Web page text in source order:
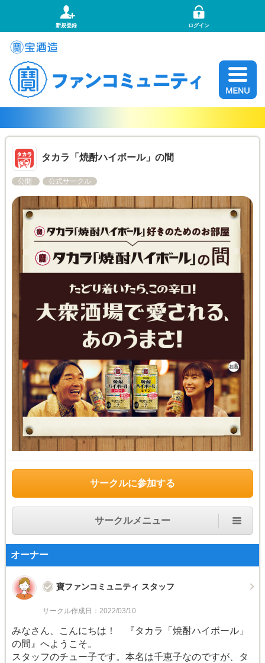
新規登録 ログイン
タカラ「焼酎ハイボール」の間
公開 公式サークル
サークルに参加する
サークルメニュー
オーナー
寶ファンコミュニティ スタッフ
サークル作成日：2022/03/10
みなさん、こんにちは！ 『タカラ「焼酎ハイボール」
の間』へようこそ。
スタッフのチュー子です。本名は千恵子なのですが、タ